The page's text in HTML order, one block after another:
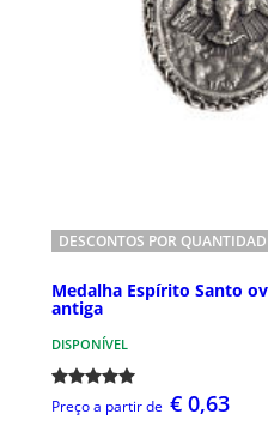
DESCONTOS POR
Medalha Espírito Santo
antiga
DISPONÍVEL
Preço a partir de € 0,63